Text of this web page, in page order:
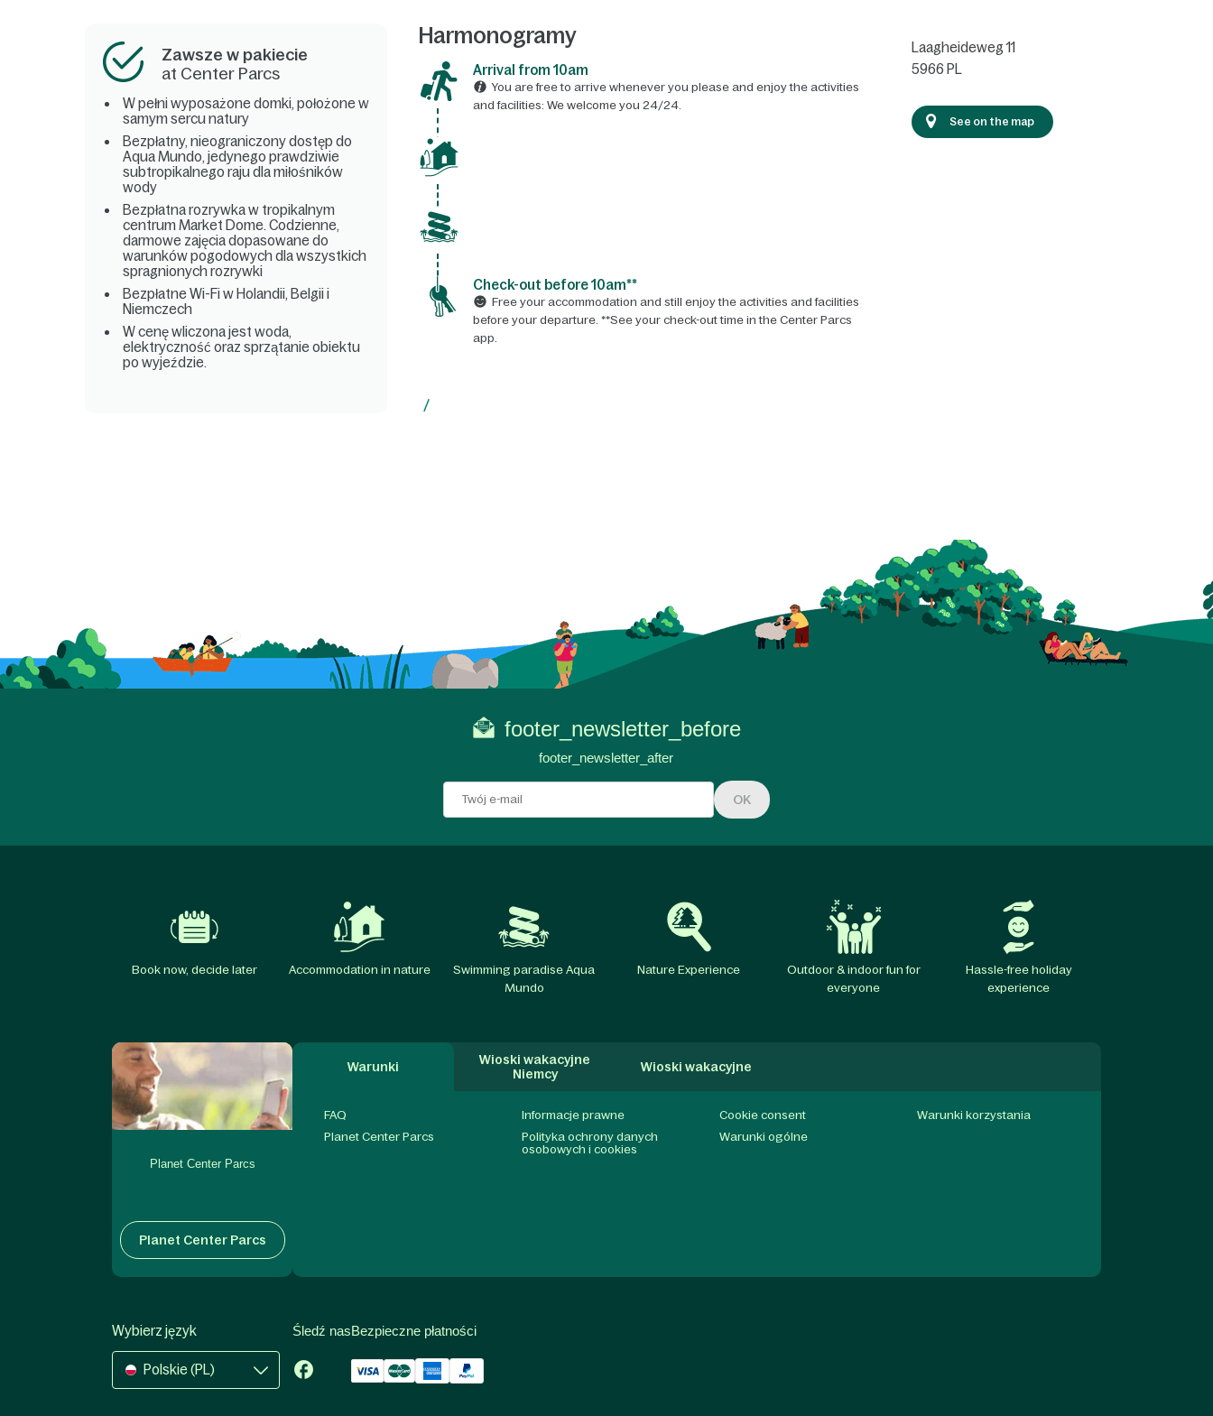
Zawsze w pakiecie
at Center Parcs
W pełni wyposażone domki, położone w
samym sercu natury
Bezpłatny, nieograniczony dostęp do
Aqua Mundo, jedynego prawdziwie
subtropikalnego raju dla miłośników
wody
Bezpłatna rozrywka w tropikalnym
centrum Market Dome. Codzienne,
darmowe zajęcia dopasowane do
warunków pogodowych dla wszystkich
spragnionych rozrywki
Bezpłatne Wi-Fi w Holandii, Belgii i
Niemczech
W cenę wliczona jest woda,
elektryczność oraz sprzątanie obiektu
po wyjeździe.
Harmonogramy
Arrival from 10am
You are free to arrive whenever you please and enjoy the activities
and facilities: We welcome you 24/24.
Check-out before 10am**
Free your accommodation and still enjoy the activities and facilities
before your departure. **See your check-out time in the Center Parcs
app.
Laagheideweg 11
5966 PL
See on the map
footer_newsletter_before
footer_newsletter_after
OK
Book now, decide later Accommodation in nature
Swimming paradise Aqua
Mundo
Nature Experience
Outdoor & indoor fun for
everyone
Hassle-free holiday
experience
Planet Center Parcs
Planet Center Parcs
Warunki
Wioski wakacyjne
Niemcy
Wioski wakacyjne
FAQ Informacje prawne Cookie consent
Warunki korzystania
Planet Center Parcs
Polityka ochrony danych
osobowych i cookies
Warunki ogólne
Wybierz język
Polskie (PL)
Śledź nasBezpieczne płatności